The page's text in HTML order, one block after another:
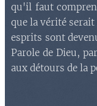
qu'il faut
que la vérité
esprits sont
Parole de Dieu,
aux détours de la